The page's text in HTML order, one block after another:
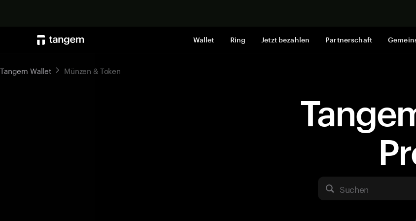
Wallet Ring Jetzt bezahlen Partnerschaft
Suchen
Tangem Wallet Münzen & Token